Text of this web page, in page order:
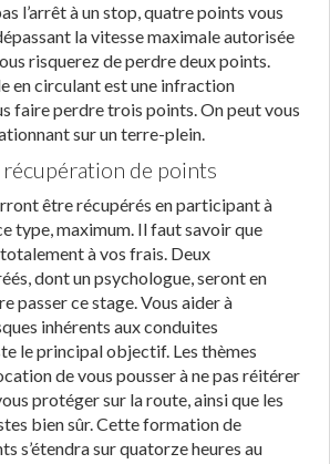
l’arrêt à un stop, quatre points vous
la vitesse maximale autorisée
risquerez de perdre deux points.
en circulant est une infraction
faire perdre trois points. On peut vous
sur un terre-plein.
de points
être récupérés en participant à
type, maximum. Il faut savoir que
à vos frais. Deux
dont un psychologue, seront en
passer ce stage. Vous aider à
inhérents aux conduites
le principal objectif. Les thèmes
de vous pousser à ne pas réitérer
protéger sur la route, ainsi que les
bien sûr. Cette formation de
s’étendra sur quatorze heures au